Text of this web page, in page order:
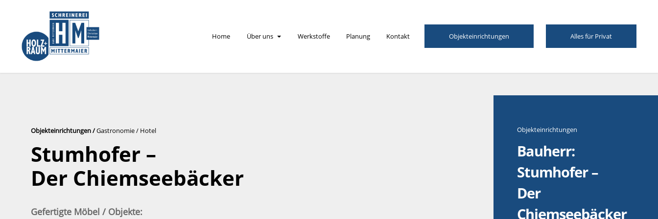
Home Über uns Werkstoffe Planung Kontakt Objekteinrichtungen Alles für Privat
Objekteinrichtungen /Gastronomie / Hotel
Stumhofer –
Der Chiemseebäcker
Gefertigte Möbel / Objekte:
Objekteinrichtungen
Bauherr:
Stumhofer –
Der
Chiemseebäcker